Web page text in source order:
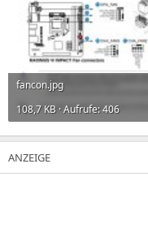
fancon.jpg
108,7 KB · Aufrufe: 406